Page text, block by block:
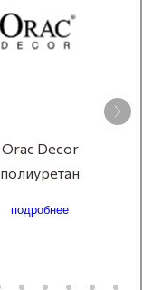
Orac Decor
полиуретан
подробнее